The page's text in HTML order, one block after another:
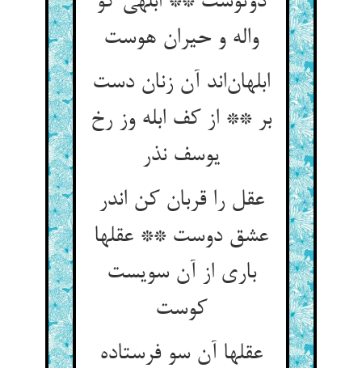
واله و حیران هوست
ابلهان‌اند آن زنان دست
بر ** از کف ابله وز رخ
یوسف نذر
عقل را قربان کن اندر
عشق دوست ** عقلها
باری از آن سویست
کوست
عقلها آن سو فرستاده